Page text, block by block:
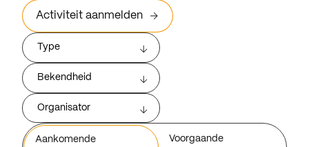
Activiteit aanmelden
Type
Bekendheid
Organisator
Aankomende
Voorgaande